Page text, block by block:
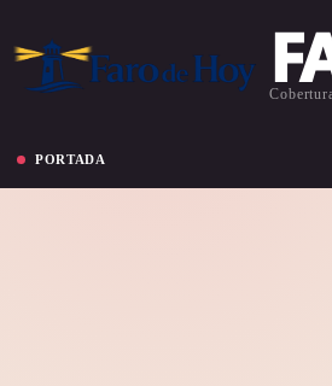
PORTADA